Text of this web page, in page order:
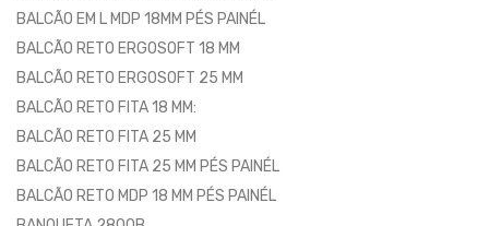
BALCÃO EM L MDP 18MM PÉS PAINÉL
BALCÃO RETO ERGOSOFT 18 MM
BALCÃO RETO ERGOSOFT 25 MM
BALCÃO RETO FITA 18 MM:
BALCÃO RETO FITA 25 MM
BALCÃO RETO FITA 25 MM PÉS PAINÉL
BALCÃO RETO MDP 18 MM PÉS PAINÉL